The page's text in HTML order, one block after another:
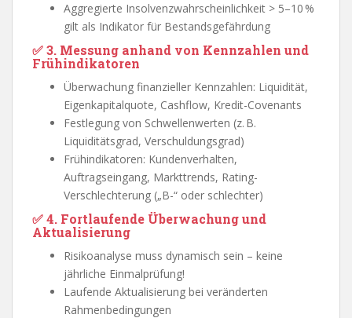
Aggregierte Insolvenzwahrscheinlichkeit > 5–10 %
gilt als Indikator für Bestandsgefährdung
✅ 3. Messung anhand von Kennzahlen und
Frühindikatoren
Überwachung finanzieller Kennzahlen: Liquidität,
Eigenkapitalquote, Cashflow, Kredit-Covenants
Festlegung von Schwellenwerten (z. B.
Liquiditätsgrad, Verschuldungsgrad)
Frühindikatoren: Kundenverhalten,
Auftragseingang, Markttrends, Rating-
Verschlechterung („B-“ oder schlechter)
✅ 4. Fortlaufende Überwachung und
Aktualisierung
Risikoanalyse muss dynamisch sein – keine
jährliche Einmalprüfung!
Laufende Aktualisierung bei veränderten
Rahmenbedingungen